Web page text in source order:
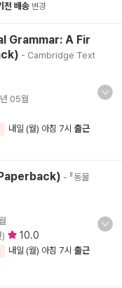
전 배송 변경
Grammar: A Fir
- Cambridge Text
05월
내일 (월) 아침 7시 출근
- 『동물
10.0
내일 (월) 아침 7시 출근